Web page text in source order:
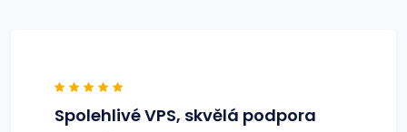
Spolehlivé VPS, skvělá podpora